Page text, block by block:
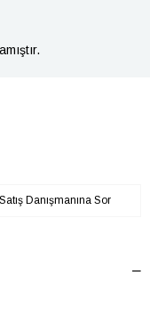
Satış Danışmanına Sor